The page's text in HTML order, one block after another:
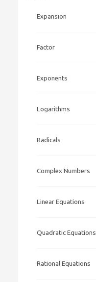
Expansion
Factor
Exponents
Logarithms
Radicals
Complex Numbers
Linear Equations
Quadratic Equations
Rational Equations